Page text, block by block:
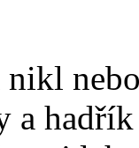
nikl
a